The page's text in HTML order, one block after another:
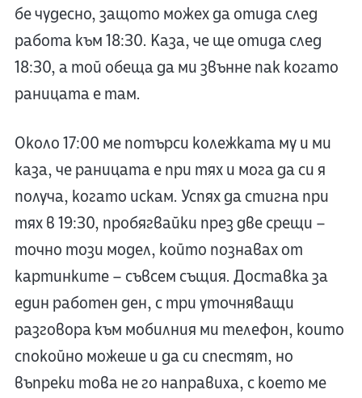
бе чудесно, защото можех да отида след
работа към 18:30. Каза, че ще отида след
18:30, а той обеща да ми звънне пак когато
раницата е там.
Около 17:00 ме потърси колежката му и ми
каза, че раницата е при тях и мога да си я
получа, когато искам. Успях да стигна при
тях в 19:30, пробягвайки през две срещи –
точно този модел, който познавах от
картинките – съвсем същия. Доставка за
един работен ден, с три уточняващи
разговора към мобилния ми телефон, които
спокойно можеше и да си спестят, но
въпреки това не го направиха, с което ме